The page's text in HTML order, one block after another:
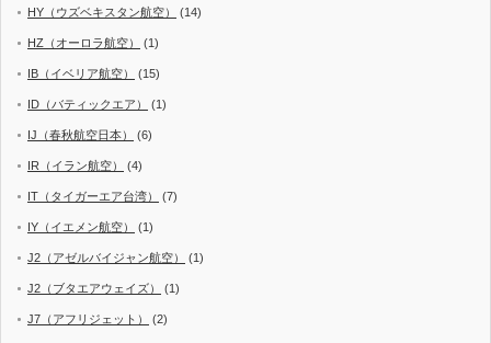
HY（ウズベキスタン航空） (14)
HZ（オーロラ航空） (1)
IB（イベリア航空） (15)
ID（バティックエア） (1)
IJ（春秋航空日本） (6)
IR（イラン航空） (4)
IT（タイガーエア台湾） (7)
IY（イエメン航空） (1)
J2（アゼルバイジャン航空） (1)
J2（ブタエアウェイズ） (1)
J7（アフリジェット） (2)